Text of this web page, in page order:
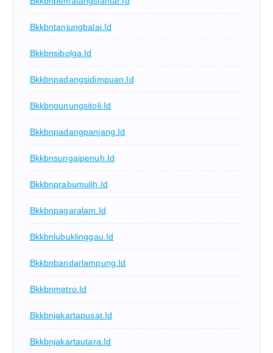
Bkkbntanjungbalai.id
Bkkbnsibolga.id
Bkkbnpadangsidimpuan.id
Bkkbngunungsitoli.id
Bkkbnpadangpanjang.id
Bkkbnsungaipenuh.id
Bkkbnprabumulih.id
Bkkbnpagaralam.id
Bkkbnlubuklinggau.id
Bkkbnbandarlampung.id
Bkkbnmetro.id
Bkkbnjakartapusat.id
Bkkbnjakartautara.id